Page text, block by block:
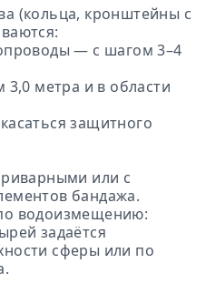
(кольца, кронштейны с
— с шагом 3–4
метра и в области
защитного
или с
бандажа.
водоизмещению:
задаётся
сферы или по